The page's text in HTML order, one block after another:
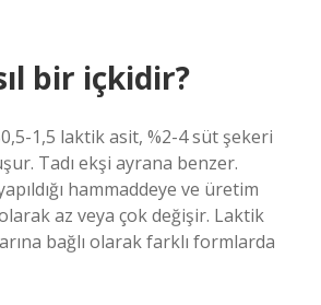
bir içkidir?
1,5 laktik asit, %2-4 süt şekeri
Tadı ekşi ayrana benzer.
hammaddeye ve üretim
az veya çok değişir. Laktik
bağlı olarak farklı formlarda